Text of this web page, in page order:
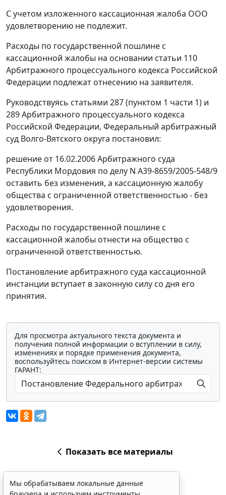
С учетом изложенного кассационная жалоба ООО
удовлетворению не подлежит.
Расходы по государственной пошлине с
кассационной жалобы на основании статьи 110
Арбитражного процессуального кодекса Российской
Федерации подлежат отнесению на заявителя.
Руководствуясь статьями 287 (пунктом 1 части 1) и
289Арбитражного процессуального кодекса
Российской Федерации, Федеральный арбитражный
суд Волго-Вятского округа постановил:
решение от 16.02.2006 Арбитражного суда
Республики Мордовия по делу N А39-8659/2005-548/9
оставить без изменения, а кассационную жалобу
общества с ограниченной ответственностью - без
удовлетворения.
Расходы по государственной пошлине с
кассационной жалобы отнести на общество с
ограниченной ответственностью.
Постановление арбитражного суда кассационной
инстанции вступает в законную силу со дня его
принятия.
Для просмотра актуального текста документа и
получения полной информации о вступлении в силу,
изменениях и порядке применения документа,
воспользуйтесь поиском в Интернет-версии системы
ГАРАНТ:
Показать все материалы
Мы обрабатываем локальные данные